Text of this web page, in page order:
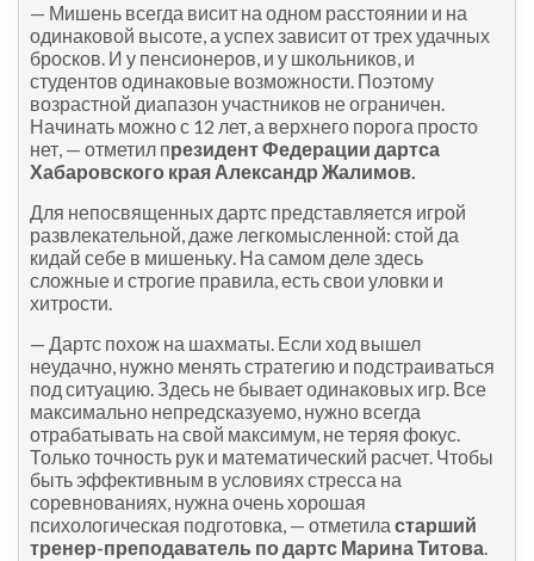
— Мишень всегда висит на одном расстоянии и на
одинаковой высоте, а успех зависит от трех удачных
бросков. И у пенсионеров, и у школьников, и
студентов одинаковые возможности. Поэтому
возрастной диапазон участников не ограничен.
Начинать можно с 12 лет, а верхнего порога просто
нет, — отметил президент Федерации дартса
Хабаровского края Александр Жалимов.
Для непосвященных дартс представляется игрой
развлекательной, даже легкомысленной: стой да
кидай себе в мишеньку. На самом деле здесь
сложные и строгие правила, есть свои уловки и
хитрости.
— Дартс похож на шахматы. Если ход вышел
неудачно, нужно менять стратегию и подстраиваться
под ситуацию. Здесь не бывает одинаковых игр. Все
максимально непредсказуемо, нужно всегда
отрабатывать на свой максимум, не теряя фокус.
Только точность рук и математический расчет. Чтобы
быть эффективным в условиях стресса на
соревнованиях, нужна очень хорошая
психологическая подготовка, — отметила старший
тренер-преподаватель по дартс Марина Титова.